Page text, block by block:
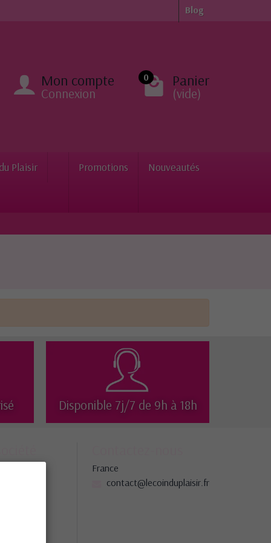
Blog
Mon compte
Connexion
0 Panier
(vide)
Plaisir Promotions Nouveautés
Disponible 7j/7 de 9h à 18h
France
contact@lecoinduplaisir.fr